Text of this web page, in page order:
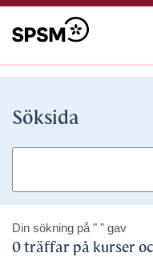
Söksida
Din sökning på " " gav
0 träffar på kurser